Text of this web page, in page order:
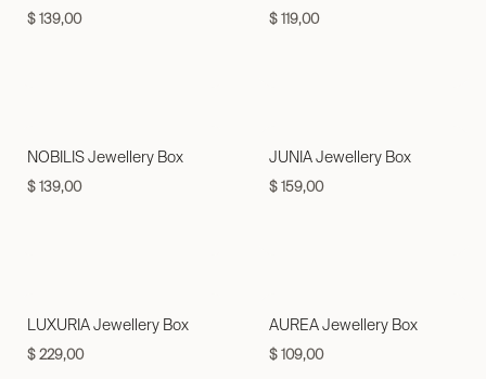
$139,00 $119,00
NOBILIS Jewellery Box
$139,00
JUNIA Jewellery Box
$159,00
LUXURIA Jewellery Box
$229,00
AUREA Jewellery Box
$109,00